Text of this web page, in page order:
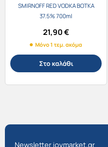
SMIRNOFF RED VODKA ΒΟΤΚΑ
37.5% 700ml
21,90€
Μόνο 1 τεμ. ακόμα
Στο καλάθι
Newsletter joymarket.gr